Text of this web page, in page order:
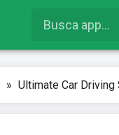
» Ultimate Car